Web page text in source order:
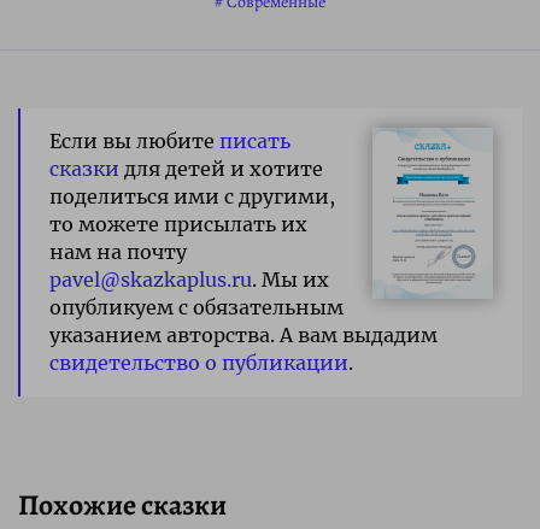
Если вы любите писать
сказки для детей и хотите
поделиться ими с другими,
то можете присылать их
нам на почту
pavel@skazkaplus.ru. Мы их
опубликуем с обязательным
указанием авторства. А вам выдадим
свидетельство о публикации.
Похожие сказки